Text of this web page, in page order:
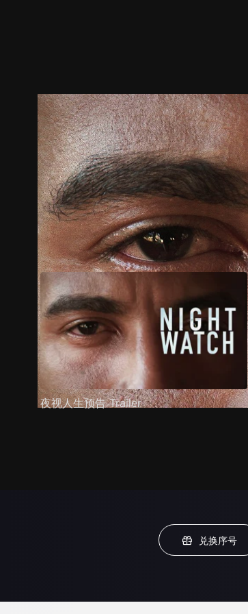
预告 剧照 推荐影片 剧情介绍
夜视人生预告 Trailer
兑换序号